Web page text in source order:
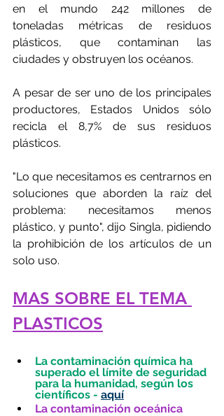
en el mundo 242 millones de
toneladas métricas de residuos
plásticos, que contaminan las
ciudades y obstruyen los océanos.
A pesar de ser uno de los principales
productores, Estados Unidos sólo
recicla el 8,7% de sus residuos
plásticos.
"Lo que necesitamos es centrarnos en
soluciones que aborden la raíz del
problema: necesitamos menos
plástico, y punto", dijo Singla, pidiendo
la prohibición de los artículos de un
solo uso.
MAS SOBRE EL TEMA
PLASTICOS
La contaminación química ha
superado el límite de seguridad
para la humanidad, según los
científicos - aquí
La contaminación oceánica